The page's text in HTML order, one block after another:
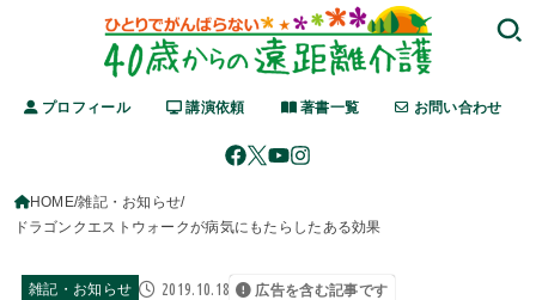
プロフィール 講演依頼 著書一覧 お問い合わせ
HOME 雑記・お知らせ
ドラゴンクエストウォークが病気にもたらしたある効果
雑記・お知らせ 2019.10.18 広告を含む記事です